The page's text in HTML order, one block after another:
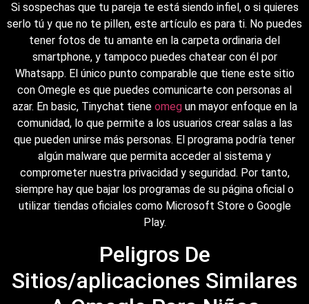
Si sospechas que tu pareja te está siendo infiel, o si quieres
serlo tú y que no te pillen, este artículo es para ti. No puedes
tener fotos de tu amante en la carpeta ordinaria del
smartphone, y tampoco puedes chatear con él por
Whatsapp. El único punto comparable que tiene este sitio
con Omegle es que puedes comunicarte con personas al
azar. En basic, Tinychat tiene omegun mayor enfoque en la
comunidad, lo que permite a los usuarios crear salas a las
que pueden unirse más personas. El programa podría tener
algún malware que permita acceder al sistema y
comprometer nuestra privacidad y seguridad. Por tanto,
siempre hay que bajar los programas de su página oficial o
utilizar tiendas oficiales como Microsoft Store o Google
Play.
Peligros De
Sitios/aplicaciones Similares